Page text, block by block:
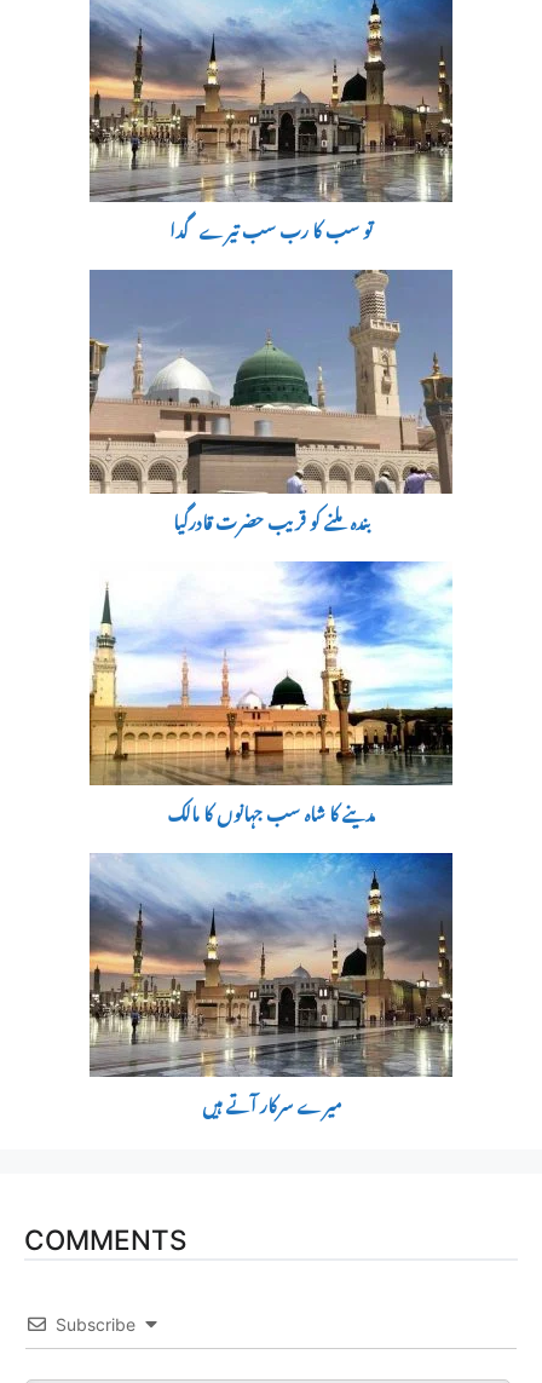
تو سب کا رب سب تیرے گدا
بندہ ملنے کو قریب حضرت قادرگیا
مدینے کا شاہ سب جہانوں کا مالک
میرے سرکار آتے ہیں
COMMENTS
Subscribe